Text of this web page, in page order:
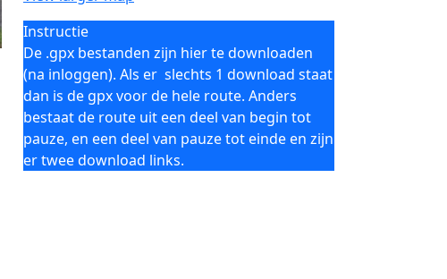
Instructie
De .gpx bestanden zijn hier te downloaden
(na inloggen). Als er slechts 1 download staat
dan is de gpx voor de hele route. Anders
bestaat de route uit een deel van begin tot
pauze, en een deel van pauze tot einde en zijn
er twee download links.